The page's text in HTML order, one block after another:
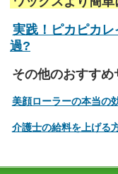
実践！ピカピカ
過?
その他のおすすめ
美顔ローラーの本当の
介護士の給料を上げる